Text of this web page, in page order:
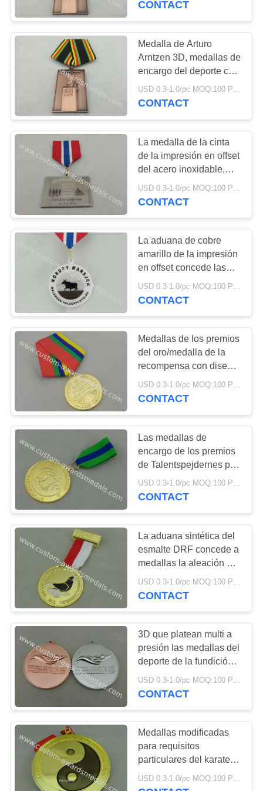
CONTACT
Medalla de Arturo
Arntzen 3D, medallas de
encargo del deporte con
la cinta especial, pieza
estampada en frío con el
USD 0.3-1.0/pc MOQ:100 PC por diseño
CONTACT
La medalla de la cinta
de la impresión en offset
del acero inoxidable,
aduana concede las
medallas con el oro,
CONTACT
La aduana de cobre
amarillo de la impresión
en offset concede las
medallas, las medallas
de los deportes y las
USD 0.3-1.0/pc MOQ:100 PC por diseño
CONTACT
Medallas de los premios
del oro/medalla de la
recompensa con diseño
de la aleación 3D del
cinc y cinta de encargo
USD 0.3-1.0/pc MOQ:100 PC por diseño
CONTACT
Las medallas de
encargo de los premios
de Talentspejdernes por
la aleación del cinc a
presión el chapado de la
USD 0.3-1.0/pc MOQ:100 PC por diseño
CONTACT
La aduana sintética del
esmalte DRF concede a
medallas la aleación del
cinc del chapado en oro
con la medalla de la
CONTACT
3D que platean multi a
presión las medallas del
deporte de la fundición,
medallas modificadas
para requisitos
CONTACT
Medallas modificadas
para requisitos
particulares del karate,
judo el Taekwondo Jiu -
medallas del jitsu,
USD 0.3-1.0/pc MOQ:100 PC por diseño